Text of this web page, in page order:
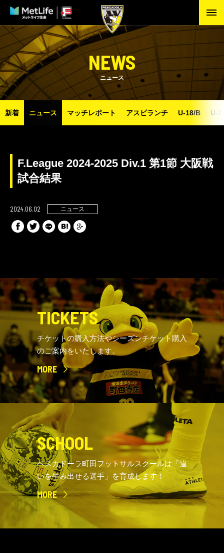
NEWS
ニュース
新着 ニュース マッチレポート アスピランチ U-18/B U-
F.League 2024-2025 Div.1 第1節 大阪戦
試合結果
2024.06.02 ニュース
TICKETS
チケットの購入方法やシーズンチケット購入
のご案内をいたします。
MORE
SCHOOL
ペスカドーラ町田フットサルスクールは「違
いを生み出せる選手」を育成します！
MORE